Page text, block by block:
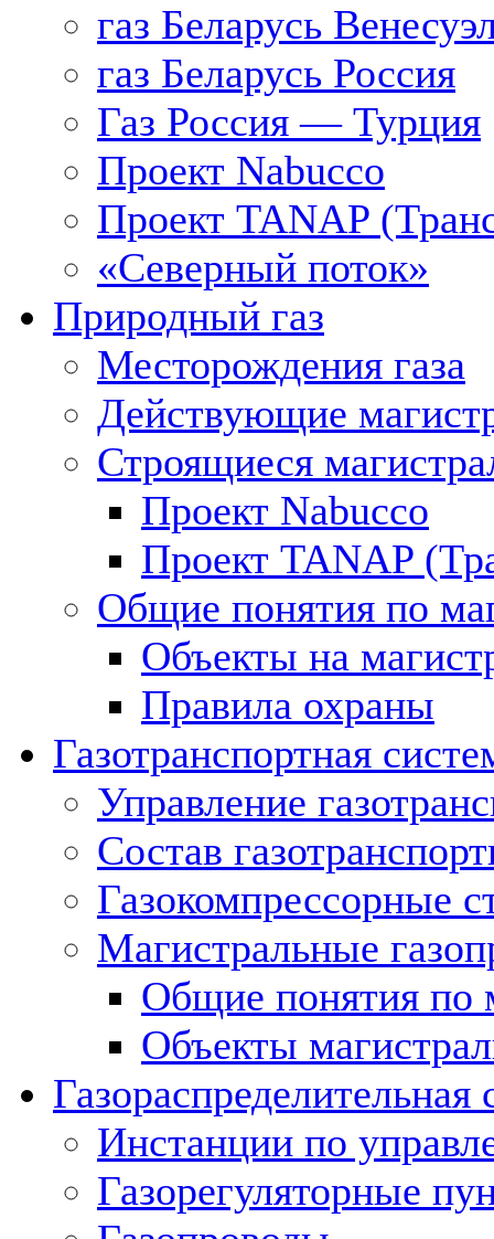
газ Беларусь
газ Беларусь Россия
Газ Россия — Турция
Проект Nabucco
Проект TANAP
«Северный поток»
Природный газ
Месторождения газа
Действующие
Строящиеся
Проект Nabucco
Проект TANAP
Общие понятия по
Объекты на
Правила охраны
Газотранспортная
Управление
Состав
Газокомпрессорные
Магистральные
Общие понятия по
Объекты
Газораспределительная
Инстанции по
Газорегуляторные